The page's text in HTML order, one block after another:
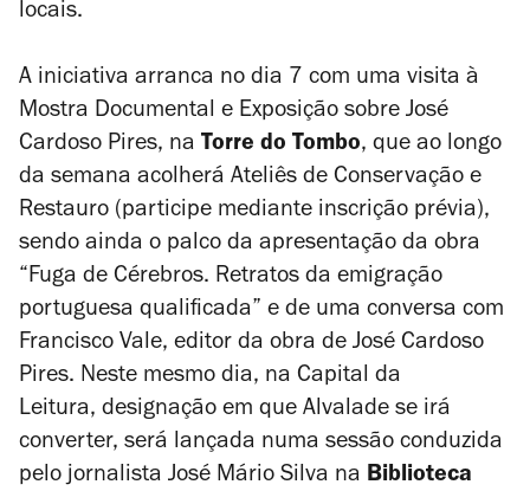
locais.
A iniciativa arranca no dia 7 com uma visita à
Mostra Documental e Exposição sobre José
Cardoso Pires, na Torre do Tombo, que ao longo
da semana acolherá Ateliês de Conservação e
Restauro (participe mediante inscrição prévia),
sendo ainda o palco da apresentação da obra
“Fuga de Cérebros. Retratos da emigração
portuguesa qualificada” e de uma conversa com
Francisco Vale, editor da obra de José Cardoso
Pires. Neste mesmo dia, na Capital da
Leitura, designação em que Alvalade se irá
converter, será lançada numa sessão conduzida
pelo jornalista José Mário Silva na Biblioteca